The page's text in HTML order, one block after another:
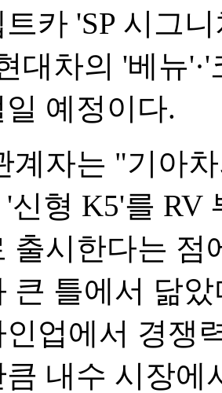
카 'SP 시그
대차의 '베뉴
예정이다.
계자는 "기아
신형 K5'를 RV
출시한다는 점
큰 틀에서 닮
업에서 경쟁
내수 시장에